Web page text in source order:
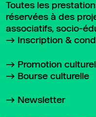
Toutes les
réservées à des
associatifs, socio-
Inscription &
Promotion
Bourse culturelle
Newsletter